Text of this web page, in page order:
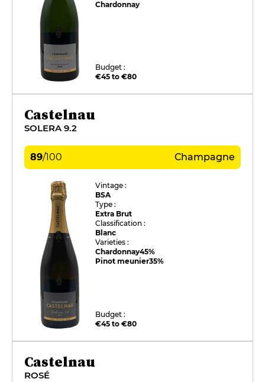
Chardonnay
Budget :
€45 to €80
Castelnau
SOLERA 9.2
89/100 Champagne
Vintage :
BSA
Type :
Extra Brut
Classification :
Blanc
Varieties :
Chardonnay45%
Pinot meunier35%
Budget :
€45 to €80
Castelnau
ROSÉ